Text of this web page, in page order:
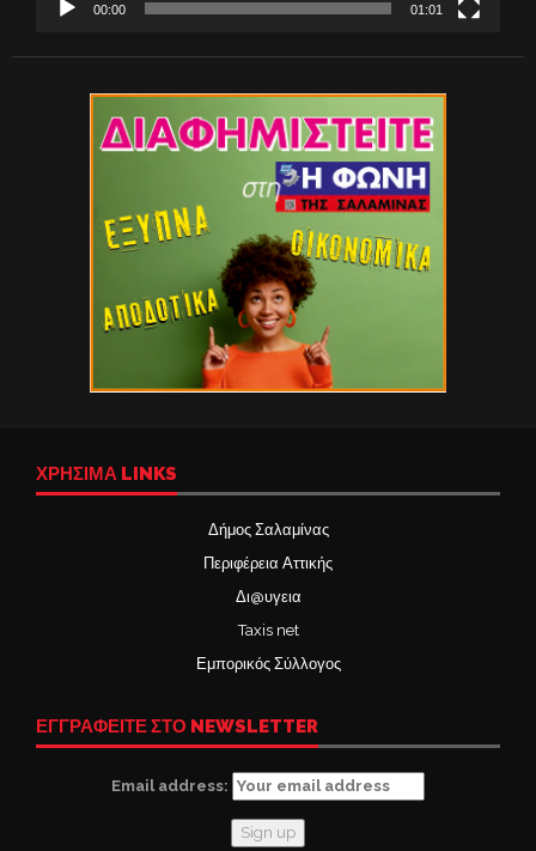
00:00 01:01
ΧΡΉΣΙΜΑ LINKS
Δήμος Σαλαμίνας
Περιφέρεια Αττικής
Δι@υγεια
Taxis net
Εμπορικός Σύλλογος
ΕΓΓΡΑΦΕΙΤΕ ΣΤΟ NEWSLETTER
Email address: